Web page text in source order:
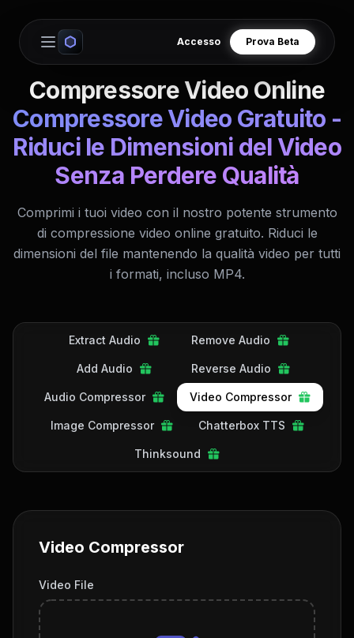
Open main menu
Accesso Prova Beta
Compressore Video Online
Compressore Video Gratuito -
Riduci le Dimensioni del Video
Senza Perdere Qualità
Comprimi i tuoi video con il nostro potente strumento
di compressione video online gratuito. Riduci le
dimensioni del file mantenendo la qualità video per tutti
i formati, incluso MP4.
Extract Audio Remove Audio
Add Audio Reverse Audio
Audio Compressor Video Compressor
Image Compressor Chatterbox TTS
Thinksound
Video Compressor
Video File